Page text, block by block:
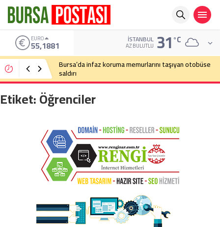
ALTIN
6.660,55 İSTANBUL
AZ BULUTLU 31°C
Bursa’da cadde ortasında bıçaklı kavga
Etiket:Öğrenciler